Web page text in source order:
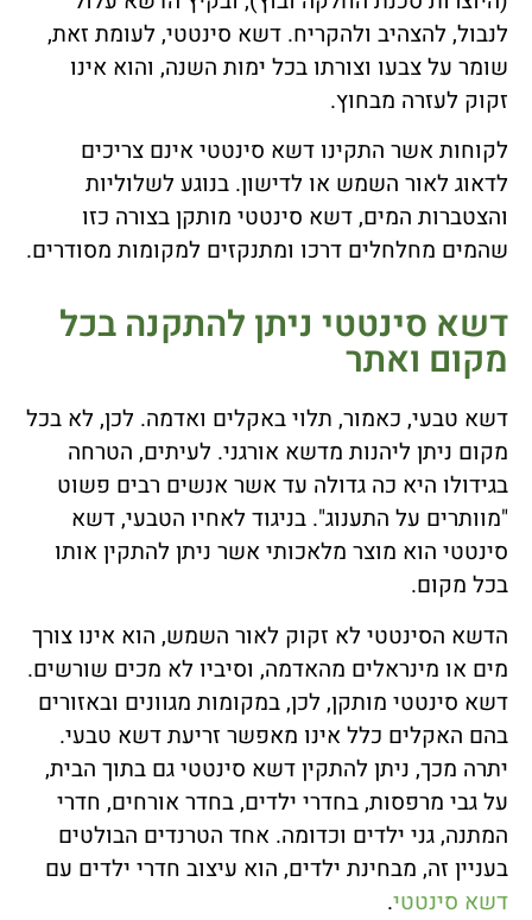
לנבול, להצהיב ולהקריח. דשא סינטטי, לעומת זאת,
שומר על צבעו וצורתו בכל ימות השנה, והוא אינו
זקוק לעזרה מבחוץ.
לקוחות אשר התקינו דשא סינטטי אינם צריכים
לדאוג לאור השמש או לדישון. בנוגע לשלוליות
והצטברות המים, דשא סינטטי מותקן בצורה כזו
שהמים מחלחלים דרכו ומתנקזים למקומות מסודרים.
דשא סינטטי ניתן להתקנה בכל
מקום ואתר
דשא טבעי, כאמור, תלוי באקלים ואדמה. לכן, לא בכל
מקום ניתן ליהנות מדשא אורגני. לעיתים, הטרחה
בגידולו היא כה גדולה עד אשר אנשים רבים פשוט
"מוותרים על התענוג". בניגוד לאחיו הטבעי, דשא
סינטטי הוא מוצר מלאכותי אשר ניתן להתקין אותו
בכל מקום.
הדשא הסינטטי לא זקוק לאור השמש, הוא אינו צורך
מים או מינראלים מהאדמה, וסיביו לא מכים שורשים.
דשא סינטטי מותקן, לכן, במקומות מגוונים ובאזורים
בהם האקלים כלל אינו מאפשר זריעת דשא טבעי.
יתרה מכך, ניתן להתקין דשא סינטטי גם בתוך הבית,
על גבי מרפסות, בחדרי ילדים, בחדר אורחים, חדרי
המתנה, גני ילדים וכדומה. אחד הטרנדים הבולטים
בעניין זה, מבחינת ילדים, הוא עיצוב חדרי ילדים עם
דשא סינטטי.